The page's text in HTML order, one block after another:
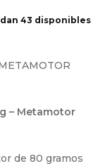
43 disponibles
– Metamotor
de 80 gramos